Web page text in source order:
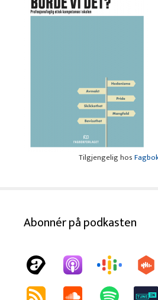
Tilgjengelig hos
Abonnér på podkasten